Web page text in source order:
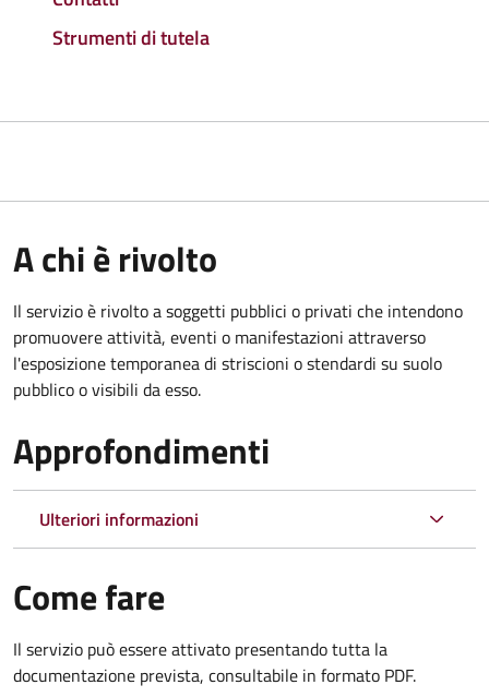
Strumenti di tutela
A chi è rivolto
Il servizio è rivolto a soggetti pubblici o privati che intendono
promuovere attività, eventi o manifestazioni attraverso
l'esposizione temporanea di striscioni o stendardi su suolo
pubblico o visibili da esso.
Approfondimenti
Ulteriori informazioni
Come fare
Il servizio può essere attivato presentando tutta la
documentazione prevista, consultabile in formato PDF.